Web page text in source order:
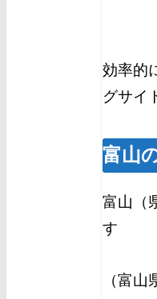
効率的
グサイ
富山
富山（
す
（富山